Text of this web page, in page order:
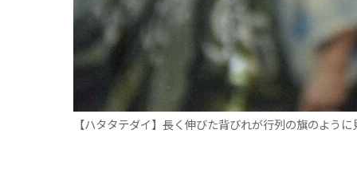
【ハタタテダイ】長く伸びた背びれが行列の旗のように